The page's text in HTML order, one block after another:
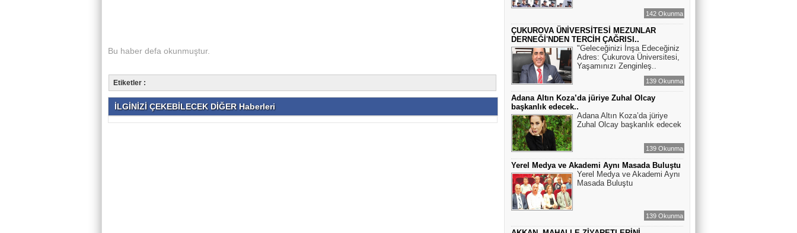
Bu haber defa okunmuştur.
Etiketler :
İLGİNİZİ ÇEKEBİLECEK DİĞER Haberleri
142 Okunma
ÇUKUROVA ÜNİVERSİTESİ MEZUNLAR
DERNEĞİ'NDEN TERCİH ÇAĞRISI..
"Geleceğinizi İnşa Edeceğiniz
Adres: Çukurova Üniversitesi,
Yaşamınızı Zenginleş..
139 Okunma
Adana Altın Koza’da jüriye Zuhal Olcay
başkanlık edecek..
Adana Altın Koza’da jüriye
Zuhal Olcay başkanlık edecek
139 Okunma
Yerel Medya ve Akademi Aynı Masada Buluştu
Yerel Medya ve Akademi Aynı
Masada Buluştu
139 Okunma